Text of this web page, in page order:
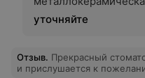
уточняйте
Отзыв. Прекрасный
и прислушается к